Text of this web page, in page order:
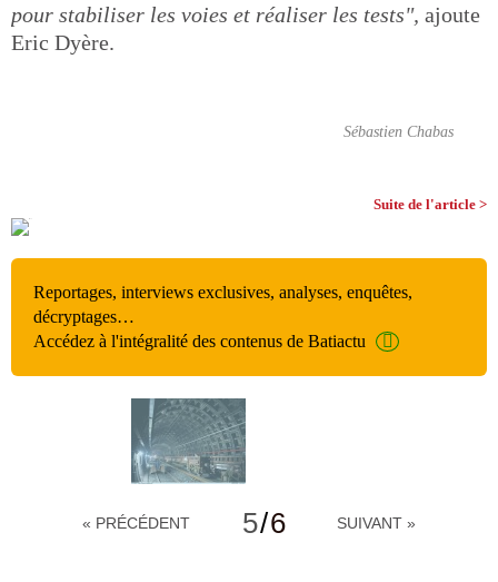
pour stabiliser les voies et réaliser les tests", ajoute
Eric Dyère.
Sébastien Chabas
Suite de l'article >
Reportages, interviews exclusives, analyses, enquêtes,
décryptages…
Accédez à l'intégralité des contenus de Batiactu
« PRÉCÉDENT 5/6 SUIVANT »